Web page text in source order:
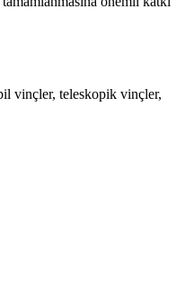
vinçler, teleskopik vinçler,